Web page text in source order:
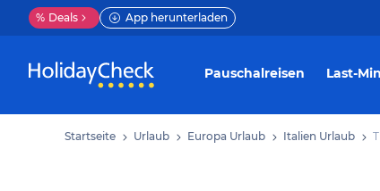
% Deals App herunterladen
Pauschalreisen Last-
Startseite Urlaub Europa Urlaub Italien Urlaub